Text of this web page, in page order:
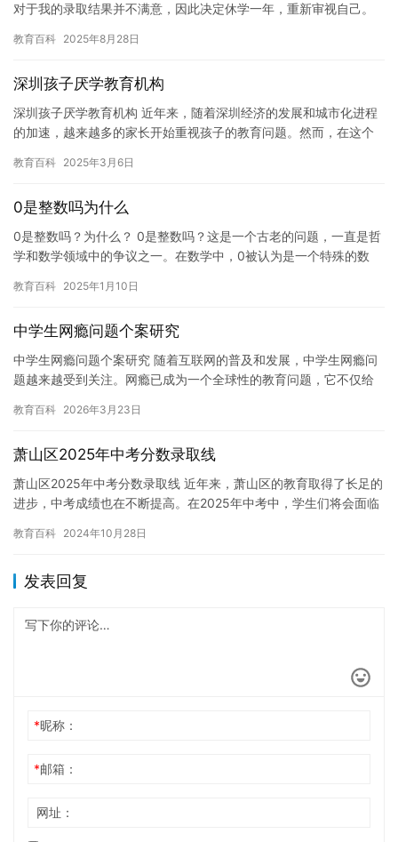
对于我的录取结果并不满意，因此决定休学一年，重新审视自己。
来…
教育百科 2025年8月28日
深圳孩子厌学教育机构
深圳孩子厌学教育机构 近年来，随着深圳经济的发展和城市化进程
的加速，越来越多的家长开始重视孩子的教育问题。然而，在这个
出现…
教育百科 2025年3月6日
0是整数吗为什么
0是整数吗？为什么？ 0是整数吗？这是一个古老的问题，一直是哲
学和数学领域中的争议之一。在数学中，0被认为是一个特殊的数
0…
教育百科 2025年1月10日
中学生网瘾问题个案研究
中学生网瘾问题个案研究 随着互联网的普及和发展，中学生网瘾问
题越来越受到关注。网瘾已成为一个全球性的教育问题，它不仅给
面影…
教育百科 2026年3月23日
萧山区2025年中考分数录取线
萧山区2025年中考分数录取线 近年来，萧山区的教育取得了长足的
进步，中考成绩也在不断提高。在2025年中考中，学生们将会面临
教育百科 2024年10月28日
发表回复
*昵称：
*邮箱：
网址：